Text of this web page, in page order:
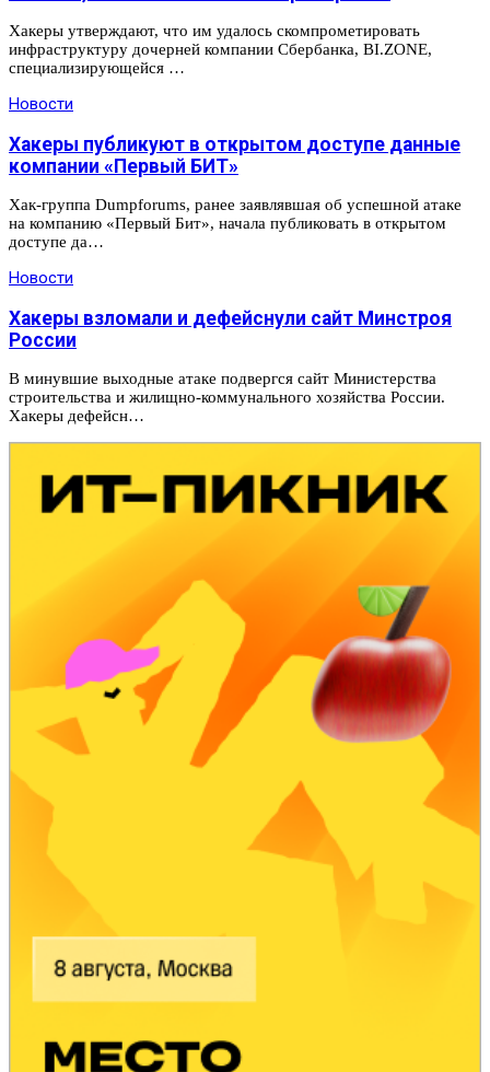
Хакеры утверждают, что им удалось скомпрометировать
инфраструктуру дочерней компании Сбербанка, BI.ZONE,
специализирующейся …
Новости
Хакеры публикуют в открытом доступе данные
компании «Первый БИТ»
Хак-группа Dumpforums, ранее заявлявшая об успешной атаке
на компанию «Первый Бит», начала публиковать в открытом
доступе да…
Новости
Хакеры взломали и дефейснули сайт Минстроя
России
В минувшие выходные атаке подвергся сайт Министерства
строительства и жилищно-коммунального хозяйства России.
Хакеры дефейсн…